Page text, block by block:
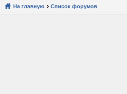
На главную Список форумов